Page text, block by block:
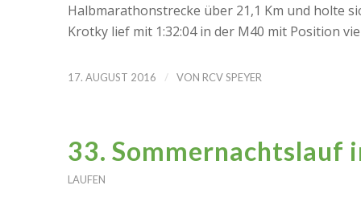
Halbmarathonstrecke über 21,1 Km und holte
Krotky lief mit 1:32:04 in der M40 mit Position
17. AUGUST 2016 / VON RCV SPEYER
33. Sommernachtslauf
LAUFEN